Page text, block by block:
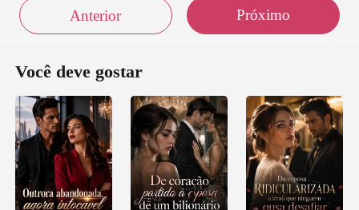
Anterior Próximo
Você deve gostar